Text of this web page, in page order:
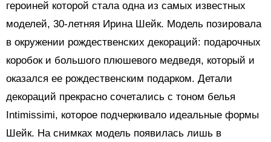
героиней которой стала одна из самых известных
моделей, 30-летняя Ирина Шейк. Модель позировала
в окружении рождественских декораций: подарочных
коробок и большого плюшевого медведя, который и
оказался ее рождественским подарком. Детали
декораций прекрасно сочетались с тоном белья
Intimissimi, которое подчеркивало идеальные формы
Шейк. На снимках модель появилась лишь в